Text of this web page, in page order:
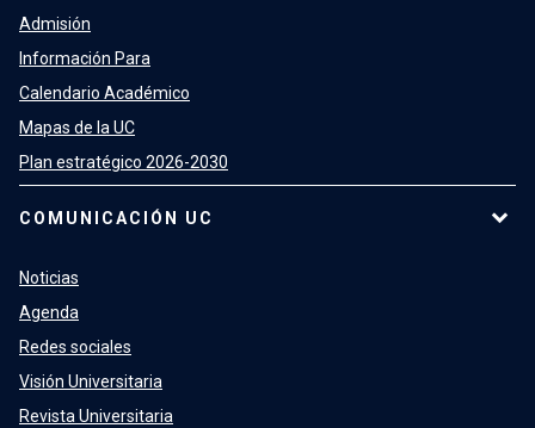
Admisión
Información Para
Calendario Académico
Mapas de la UC
Plan estratégico 2026-2030
COMUNICACIÓN UC
Noticias
Agenda
Redes sociales
Visión Universitaria
Revista Universitaria